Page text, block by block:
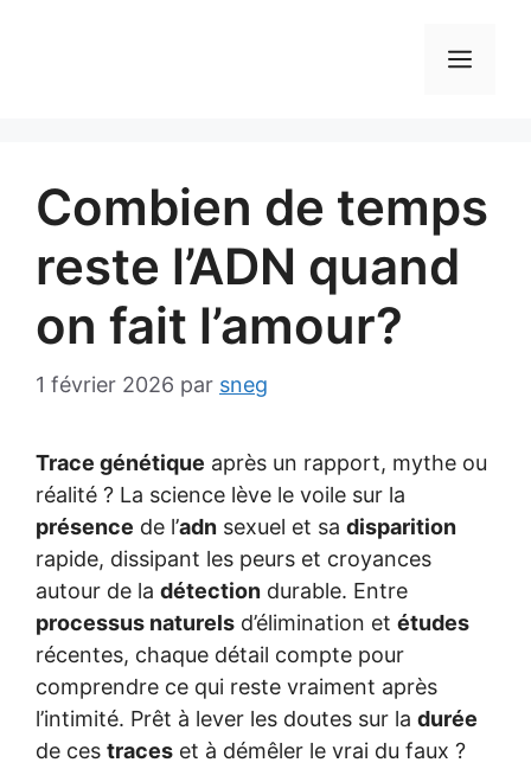
Combien de temps
reste l’ADN quand
on fait l’amour?
1 février 2026 par sneg
Trace génétique après un rapport, mythe ou
réalité ? La science lève le voile sur la
présence de l’adn sexuel et sa disparition
rapide, dissipant les peurs et croyances
autour de la détection durable. Entre
processus naturels d’élimination et études
récentes, chaque détail compte pour
comprendre ce qui reste vraiment après
l’intimité. Prêt à lever les doutes sur la durée
de ces traces et à démêler le vrai du faux ?